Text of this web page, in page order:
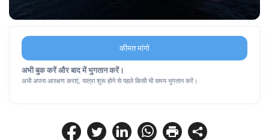
कीमत मांगो
अभी बुक करें और बाद में भुगतान करें।
अभी अपना आरक्षण कराएं, यात्रा शुरू होने से पहले किसी भी समय भुगतान करें।